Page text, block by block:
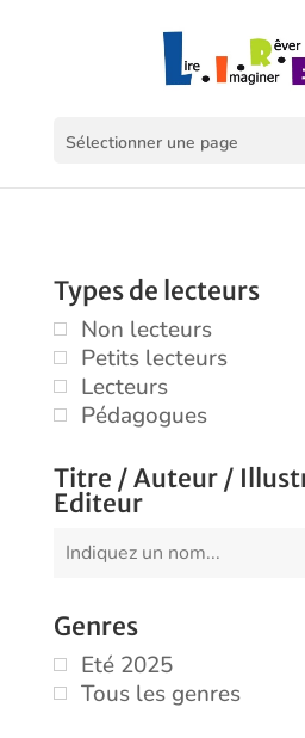
Sélectionner une page
Types de lecteurs
Non lecteurs
Petits lecteurs
Lecteurs
Pédagogues
Titre / Auteur /
Editeur
Genres
Eté 2025
Tous les genres